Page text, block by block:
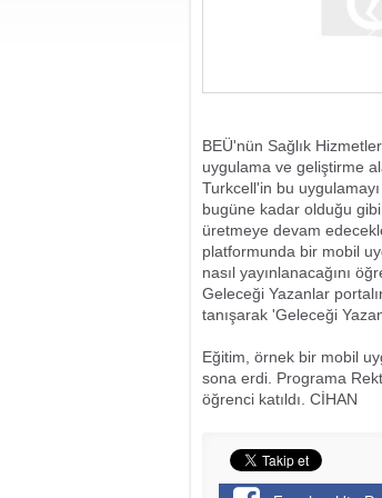
BEÜ'nün Sağlık
uygulama ve geliştirme
Turkcell'in bu
bugüne kadar olduğu
üretmeye devam
platformunda bir mobil
nasıl yayınlanacağını
Geleceği Yazanlar
tanışarak 'Geleceği
Eğitim, örnek bir mobil
sona erdi. Programa
öğrenci katıldı. CİHAN